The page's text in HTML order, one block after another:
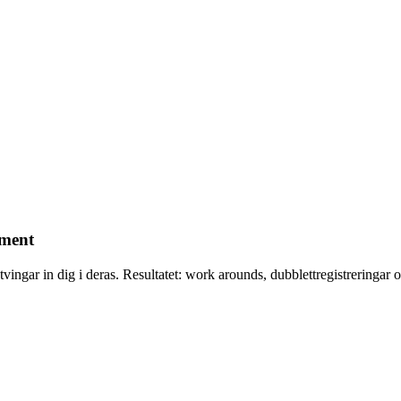
in dig i deras. Resultatet: work arounds, dubblettregistreringar